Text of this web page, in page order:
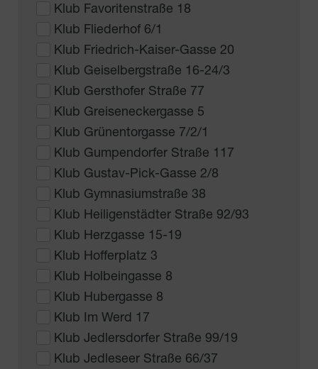
Klub Favoritenstraße 18
Klub Fliederhof 6/1
Klub Friedrich-Kaiser-Gasse 20
Klub Geiselbergstraße 16-24/3
Klub Gersthofer Straße 77
Klub Greiseneckergasse 5
Klub Grünentorgasse 7/2/1
Klub Gumpendorfer Straße 117
Klub Gustav-Pick-Gasse 2/8
Klub Gymnasiumstraße 38
Klub Heiligenstädter Straße 92/93
Klub Herzgasse 15-19
Klub Hofferplatz 3
Klub Holbeingasse 8
Klub Hubergasse 8
Klub Im Werd 17
Klub Jedlersdorfer Straße 99/19
Klub Jedleseer Straße 66/37